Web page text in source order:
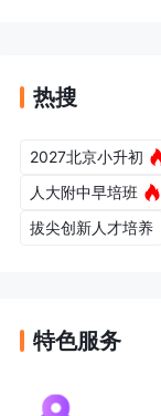
热搜
2027北京小升初
人大附中早培班
拔尖创新人才培养
特色服务